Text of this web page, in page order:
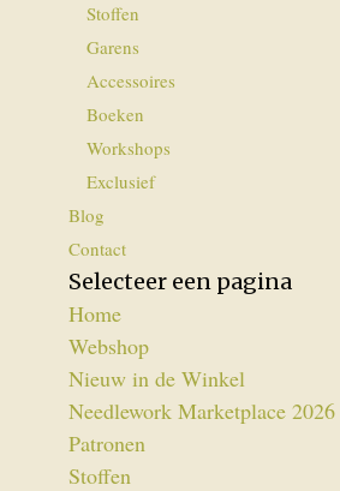
Stoffen
Garens
Accessoires
Boeken
Workshops
Exclusief
Blog
Contact
Selecteer een pagina
Home
Webshop
Nieuw in de Winkel
Needlework Marketplace 2026
Patronen
Stoffen